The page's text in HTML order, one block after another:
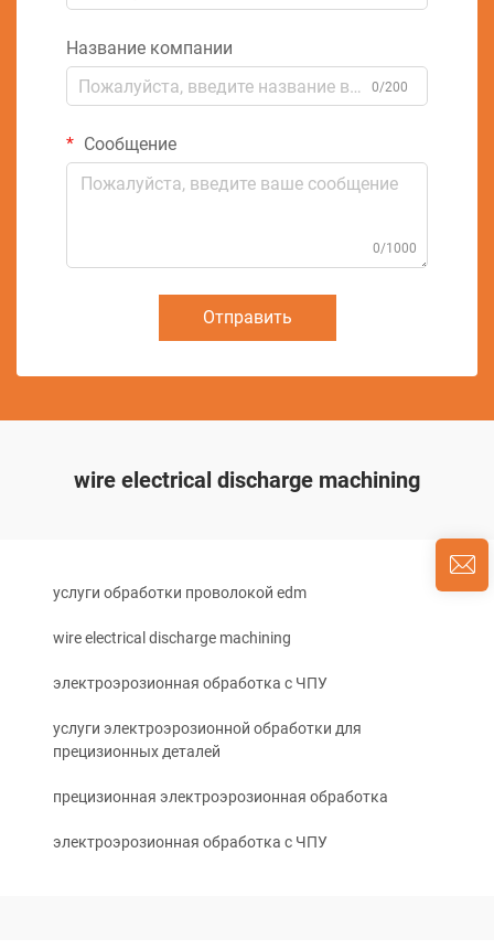
Название компании
0/200
Сообщение
0/1000
Отправить
wire electrical discharge machining
услуги обработки проволокой edm
wire electrical discharge machining
электроэрозионная обработка с ЧПУ
услуги электроэрозионной обработки для
прецизионных деталей
прецизионная электроэрозионная обработка
электроэрозионная обработка с ЧПУ